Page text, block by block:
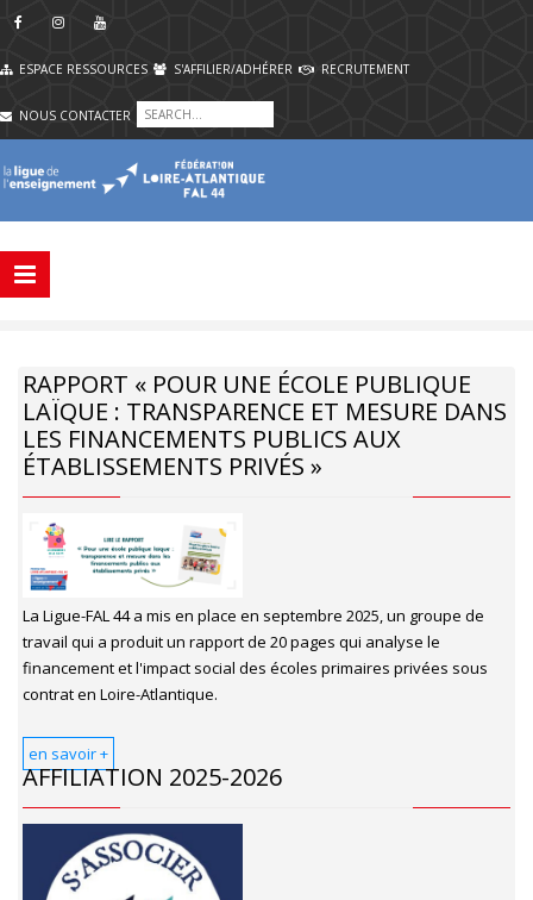
ESPACE RESSOURCES S'AFFILIER/ADHÉRER RECRUTEMENT
NOUS CONTACTER
RAPPORT « POUR UNE ÉCOLE PUBLIQUE
LAÏQUE : TRANSPARENCE ET MESURE DANS
LES FINANCEMENTS PUBLICS AUX
ÉTABLISSEMENTS PRIVÉS »
La Ligue-FAL 44 a mis en place en septembre 2025, un groupe de
travail qui a produit un rapport de 20 pages qui analyse le
financement et l'impact social des écoles primaires privées sous
contrat en Loire-Atlantique.
en savoir +
AFFILIATION 2025-2026